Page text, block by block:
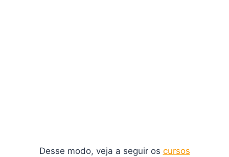
Desse modo, veja a seguir os cursos